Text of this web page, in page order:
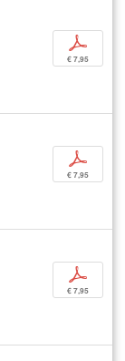
p
€ 7,95
p
€ 7,95
p
€ 7,95